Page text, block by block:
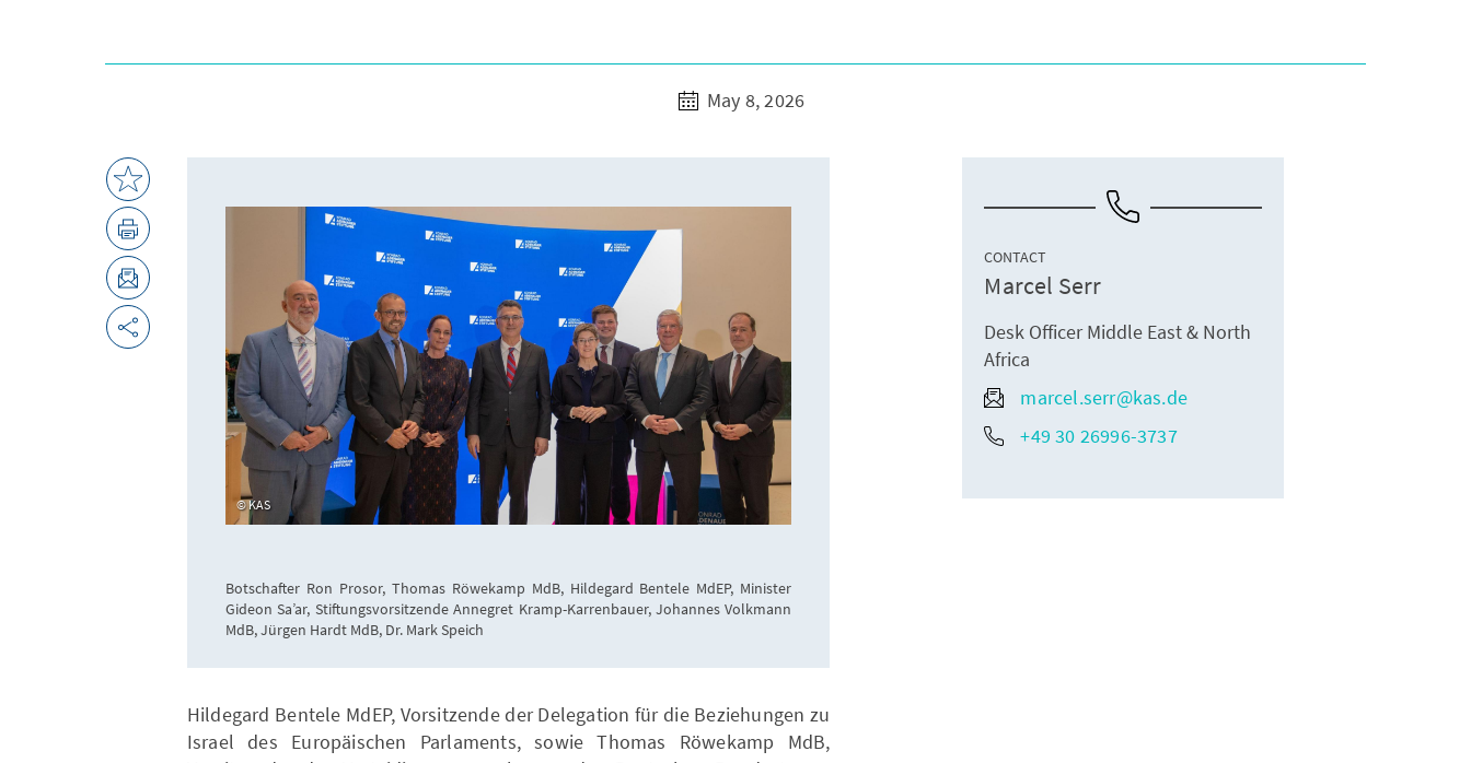
May 8, 2026
KAS
Botschafter Ron Prosor, Thomas Röwekamp MdB, Hildegard Bentele MdEP, Minister
Gideon Sa’ar, Stiftungsvorsitzende Annegret Kramp-Karrenbauer, Johannes Volkmann
MdB, Jürgen Hardt MdB, Dr. Mark Speich
Hildegard Bentele MdEP, Vorsitzende der Delegation für die Beziehungen zu
Israel des Europäischen Parlaments, sowie Thomas Röwekamp MdB,
CONTACT
Marcel Serr
Desk Officer Middle East & North
Africa
marcel.serr@kas.de
+49 30 26996-3737